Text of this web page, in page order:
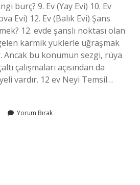
burç? 9. Ev (Yay Evi) 10. Ev
Evi) 12. Ev (Balık Evi) Şans
12. evde şanslı noktası olan
karmik yüklerle uğraşmak
bu konumun sezgi, rüya
çalışmaları açısından da
vardır. 12 ev Neyi Temsil…
Yorum Bırak